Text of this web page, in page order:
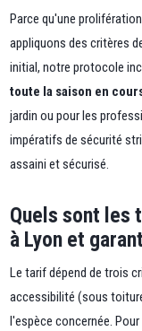
Parce qu'une
appliquons des critères
initial, notre protocole
toute la saison en
jardin ou pour les
impératifs de sécurité
assaini et sécurisé.
Quels sont les
à Lyon et
Le tarif dépend de trois
accessibilité (sous
l'espèce concernée.